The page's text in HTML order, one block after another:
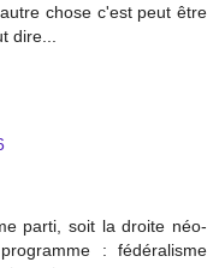
chose c'est peut être
dire...
parti, soit la droite néo-
: fédéralisme